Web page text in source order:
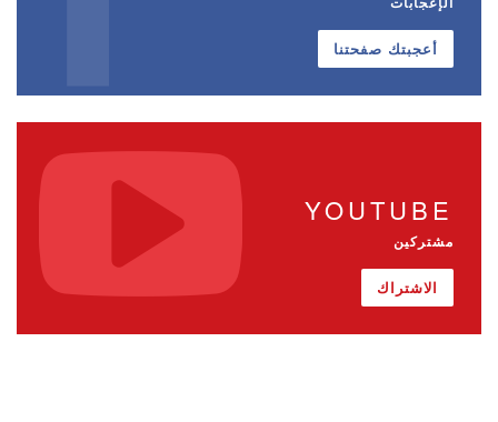
أعجبتك صفحتنا
YOUTUBE
مشتركين
الاشتراك